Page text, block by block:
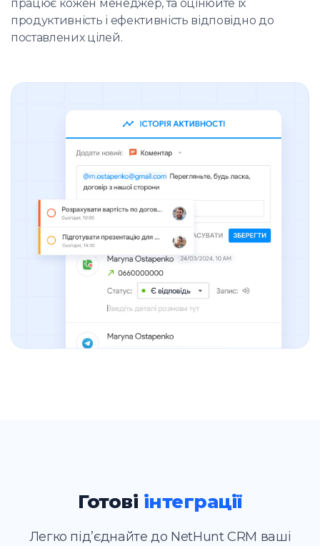
працює кожен менеджер, та оцінюйте їх
продуктивність і ефективність відповідно до
поставлених цілей.
Готові інтеграції
Легко підʼєднайте до NetHunt CRM ваші